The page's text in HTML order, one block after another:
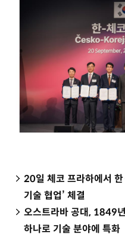
20일 체코 프라하에서
기술 협업’ 체결
오스트라바 공대, 1849
하나로 기술 분야에 특화